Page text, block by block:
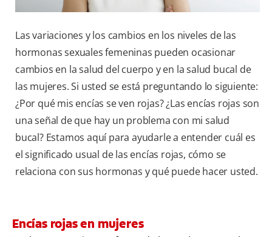
Las variaciones y los cambios en los niveles de las
hormonas sexuales femeninas pueden ocasionar
cambios en la salud del cuerpo y en la salud bucal de
las mujeres. Si usted se está preguntando lo siguiente:
¿Por qué mis encías se ven rojas? ¿Las encías rojas son
una señal de que hay un problema con mi salud
bucal? Estamos aquí para ayudarle a entender cuál es
el significado usual de las encías rojas, cómo se
relaciona con sus hormonas y qué puede hacer usted.
Encías rojas en mujeres